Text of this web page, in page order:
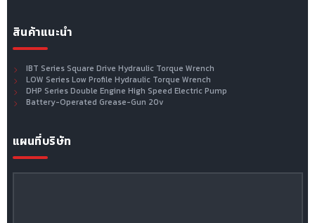
สินค้าแนะนำ
IBT Series Square Drive Hydraulic Torque Wrench
LOW Series Low Profile Hydraulic Torque Wrench
DHP Series Double Engine High Speed Electric Pump
Battery-Operated Grease-Gun 20v
แผนที่บริษัท